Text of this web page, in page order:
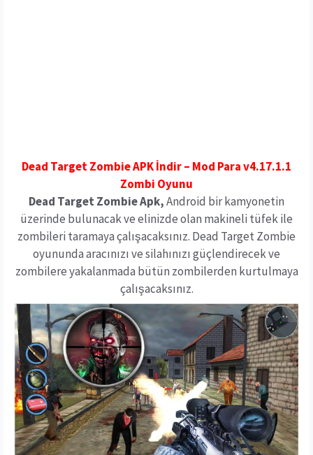
Dead Target Zombie APK İndir – Mod Para v4.17.1.1
Zombi Oyunu
Dead Target Zombie Apk,Android bir kamyonetin
üzerinde bulunacak ve elinizde olan makineli tüfek ile
zombileri taramaya çalışacaksınız. Dead Target Zombie
oyununda aracınızı ve silahınızı güçlendirecek ve
zombilere yakalanmada bütün zombilerden kurtulmaya
çalışacaksınız.